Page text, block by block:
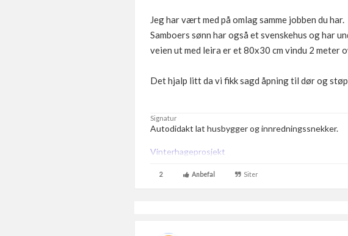
Jeg har vært med på omlag samme jobben du har.
Samboers sønn har også et svenskehus og har
veien ut med leira er et 80x30 cm vindu 2 meter
Det hjalp litt da vi fikk sagd åpning til dør og
Signatur
Autodidakt lat husbygger og innredningssnekker.
Vinterhageprosjekt
2 Anbefal Siter